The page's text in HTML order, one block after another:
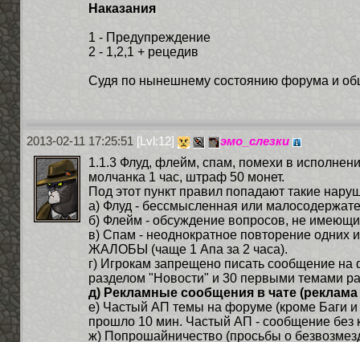
Наказания
1 - Предупреждение
2 - 1,2,1 + рецедив
Судя по нынешнему состоянию форума и
2013-02-11 17:25:51 [Lvl:12]
эмо_слезки
1.1.3 Флуд, флейм, спам, помехи в
молчанка 1 час, штраф 50 монет.
Под этот пункт правил попадают такие
а) Флуд - бессмысленная или
б) Флейм - обсуждение вопросов, не
в) Спам - неоднократное повторение
ЖАЛОБЫ (чаще 1 Апа за 2 часа).
г) Игрокам запрещено писать сообщение
разделом "Новости" и 30 первыми темами
д) Рекламные сообщения в чате
е) Частый АП темы на форуме (кроме Баги
прошло 10 мин. Частый АП - сообщение без
ж) Попрошайничество (просьбы о